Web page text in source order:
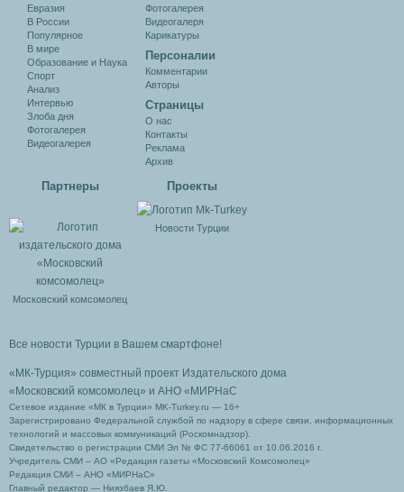
Евразия
В России
Популярное
В мире
Образование и Наука
Спорт
Анализ
Интервью
Злоба дня
Фотогалерея
Видеогалерея
Фотогалерея
Видеогалеря
Карикатуры
Персоналии
Комментарии
Авторы
Cтраницы
О нас
Контакты
Реклама
Архив
Партнеры
Московский комсомолец
Проекты
Новости Турции
Все новости Турции в Вашем смартфоне!
«МК-Турция» совместный проект Издательского дома
«Московский комсомолец» и АНО «МИРНаС
Сетевое издание «МК в Турции» MK-Turkey.ru — 16+
Зарегистрировано Федеральной службой по надзору в сфере связи, информационных
технологий и массовых коммуникаций (Роскомнадзор).
Свидетельство о регистрации СМИ Эл № ФС 77-66061 от 10.06.2016 г.
Учредитель СМИ – АО «Редакция газеты «Московский Комсомолец»
Редакция СМИ – АНО «МИРНаС»
Главный редактор — Ниязбаев Я.Ю.